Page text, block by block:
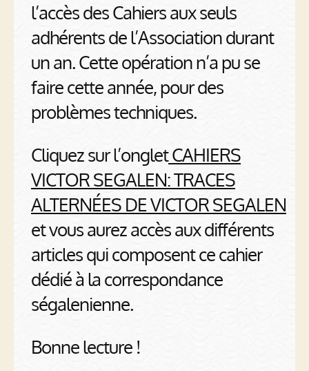
l’accès des Cahiers aux seuls
adhérents de l’Association durant
un an. Cette opération n’a pu se
faire cette année, pour des
problèmes techniques.
Cliquez sur l’ongletCAHIERS
VICTOR SEGALEN: TRACES
ALTERNÉES DE VICTOR SEGALEN
et vous aurez accès aux différents
articles qui composent ce cahier
dédié à la correspondance
ségalenienne.
Bonne lecture !